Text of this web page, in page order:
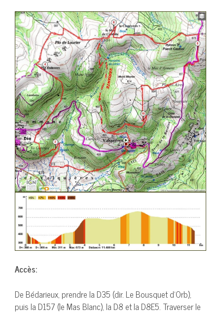
Accès:
De Bédarieux, prendre la D35 (dir. Le Bousquet d’Orb),
puis la D157 (le Mas Blanc), la D8 et la D8E5. Traverser le